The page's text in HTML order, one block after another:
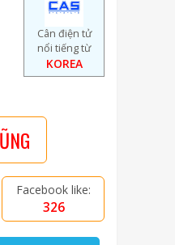
Cân điện tử
nổi tiếng từ
KOREA
Facebook like:
326